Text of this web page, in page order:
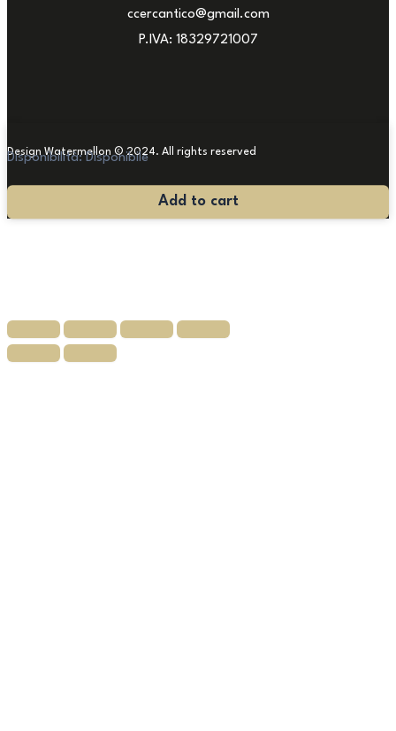
ccercantico@gmail.com
P.IVA: 18329721007
Design Watermellon © 2024. All rights reserved
Disponibilità: Disponibile
scrittoio
Add to cart